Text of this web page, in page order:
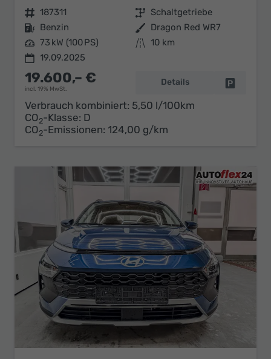
Fahrzeugnr. 187311 Getriebe Schaltgetriebe
Kraftstoff Benzin Außenfarbe Dragon Red WR7
Leistung 73 kW (100 PS) Kilometerstand 10 km
19.09.2025
19.600,– €
incl. 19% MwSt.
Details
Verbrauch kombiniert: 5,50 l/100km
CO2-Klasse: D
CO2-Emissionen: 124,00 g/km